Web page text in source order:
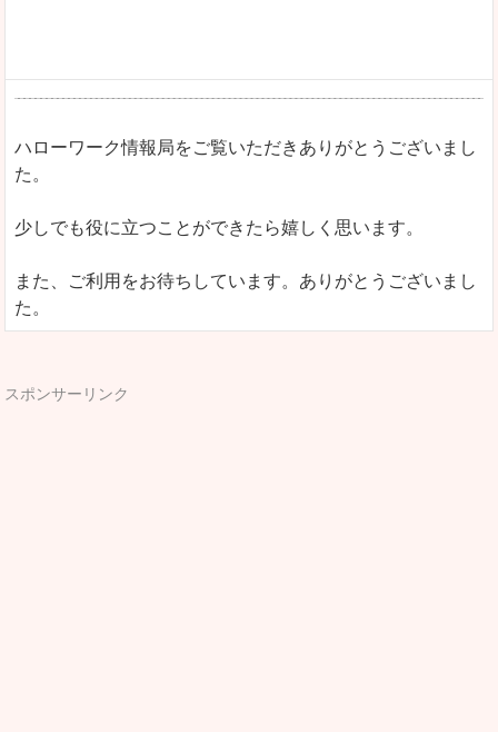
ハローワーク情報局をご覧いただきありがとうございまし
た。
少しでも役に立つことができたら嬉しく思います。
また、ご利用をお待ちしています。ありがとうございまし
た。
スポンサーリンク